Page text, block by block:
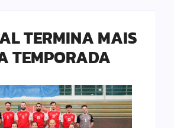
TERMINA MAIS
TEMPORADA